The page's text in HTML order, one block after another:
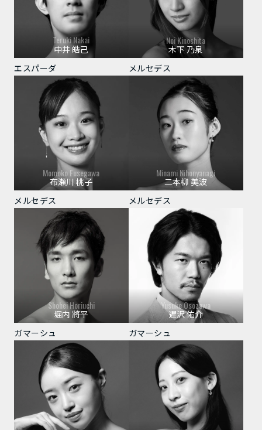
Teruki Nakai
中井 皓己
エスパーダ
Noi Kinoshita
木下 乃泉
メルセデス
Momoko Fusegawa
布瀬川 桃子
メルセデス
Minami Nihonyanagi
二本柳 美波
メルセデス
Shohei Horiuchi
堀内 將平
ガマーシュ
Yusuke Osozawa
遅沢 佑介
ガマーシュ